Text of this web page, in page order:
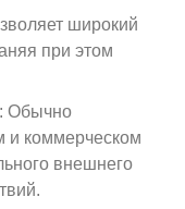
широкий
при этом
: Обычно
и коммерческом
внешнего